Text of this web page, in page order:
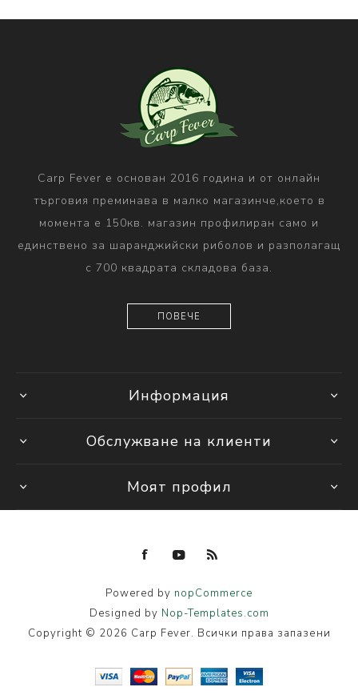
Carp Fever е основан 2016 година и от онлайн
търговия преминава в малко магазинче,което в
момента е 150кв. магазин профилиран само и
единствено за шаранджийски риболов и разполагащ
с 700 квадрата складова база.
ПОВЕЧЕ
Информация
Обслужване на клиенти
Моят профил
Powered by nopCommerce
Designed by Nop-Templates.com
Copyright © 2026 Carp Fever. Всички права запазени